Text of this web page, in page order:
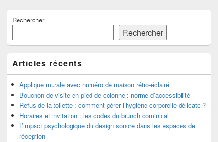
principale
widget
pour
barre
latérale
Rechercher
Rechercher
Articles récents
Applique murale avec numéro de maison rétro-éclairé
Bouchon de visite en pied de colonne : norme d’accessibilité
Refus de la toilette : comment gérer l’hygiène corporelle délicate ?
Horaires et invitation : les codes du brunch dominical
L’impact psychologique du design sonore dans les espaces de
réception